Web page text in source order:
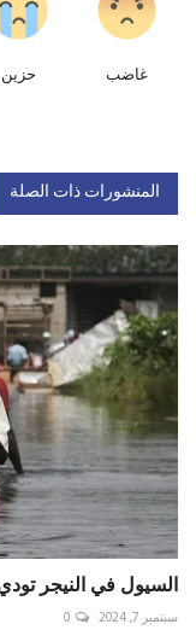
غاضب حزين
المنشورات ذات الصلة
السيول في النيجر تودي بحياة 273 شخصًا وتشرد
سبتمبر 7, 2024 0